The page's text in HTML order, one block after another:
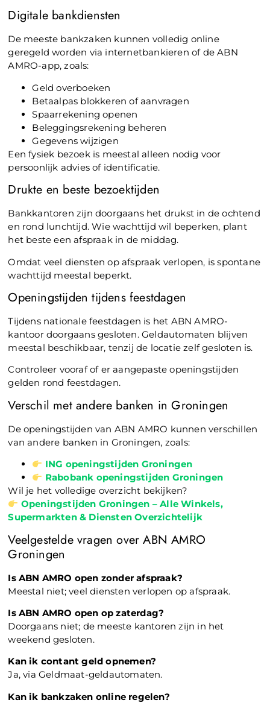
Digitale bankdiensten
De meeste bankzaken kunnen volledig online
geregeld worden via internetbankieren of de ABN
AMRO-app, zoals:
Geld overboeken
Betaalpas blokkeren of aanvragen
Spaarrekening openen
Beleggingsrekening beheren
Gegevens wijzigen
Een fysiek bezoek is meestal alleen nodig voor
persoonlijk advies of identificatie.
Drukte en beste bezoektijden
Bankkantoren zijn doorgaans het drukst in de ochtend
en rond lunchtijd. Wie wachttijd wil beperken, plant
het beste een afspraak in de middag.
Omdat veel diensten op afspraak verlopen, is spontane
wachttijd meestal beperkt.
Openingstijden tijdens feestdagen
Tijdens nationale feestdagen is het ABN AMRO-
kantoor doorgaans gesloten. Geldautomaten blijven
meestal beschikbaar, tenzij de locatie zelf gesloten is.
Controleer vooraf of er aangepaste openingstijden
gelden rond feestdagen.
Verschil met andere banken in Groningen
De openingstijden van ABN AMRO kunnen verschillen
van andere banken in Groningen, zoals:
ING openingstijden Groningen
Rabobank openingstijden Groningen
Wil je het volledige overzicht bekijken?
Openingstijden Groningen – Alle Winkels,
Supermarkten & Diensten Overzichtelijk
Veelgestelde vragen over ABN AMRO
Groningen
Is ABN AMRO open zonder afspraak?
Meestal niet; veel diensten verlopen op afspraak.
Is ABN AMRO open op zaterdag?
Doorgaans niet; de meeste kantoren zijn in het
weekend gesloten.
Kan ik contant geld opnemen?
Ja, via Geldmaat-geldautomaten.
Kan ik bankzaken online regelen?